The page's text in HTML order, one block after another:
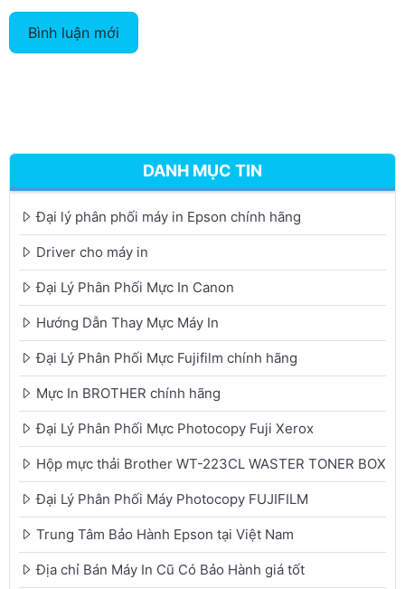
Bình luận mới
DANH MỤC TIN
Đại lý phân phối máy in Epson chính hãng
Driver cho máy in
Đại Lý Phân Phối Mực In Canon
Hướng Dẫn Thay Mực Máy In
Đại Lý Phân Phối Mực Fujifilm chính hãng
Mực In BROTHER chính hãng
Đại Lý Phân Phối Mực Photocopy Fuji Xerox
Hộp mực thải Brother WT-223CL WASTER TONER BOX
Đại Lý Phân Phối Máy Photocopy FUJIFILM
Trung Tâm Bảo Hành Epson tại Việt Nam
Địa chỉ Bán Máy In Cũ Có Bảo Hành giá tốt